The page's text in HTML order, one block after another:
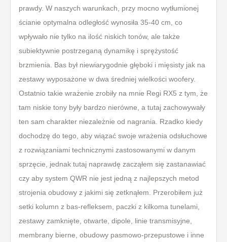
prawdy. W naszych warunkach, przy mocno wytłumionej
ścianie optymalna odległość wynosiła 35-40 cm, co
wpływało nie tylko na ilość niskich tonów, ale także
subiektywnie postrzeganą dynamikę i sprężystość
brzmienia. Bas był niewiarygodnie głęboki i mięsisty jak na
zestawy wyposażone w dwa średniej wielkości woofery.
Ostatnio takie wrażenie zrobiły na mnie Regi RX5 z tym, że
tam niskie tony były bardzo nierówne, a tutaj zachowywały
ten sam charakter niezależnie od nagrania. Rzadko kiedy
dochodzę do tego, aby wiązać swoje wrażenia odsłuchowe
z rozwiązaniami technicznymi zastosowanymi w danym
sprzęcie, jednak tutaj naprawdę zacząłem się zastanawiać
czy aby system QWR nie jest jedną z najlepszych metod
strojenia obudowy z jakimi się zetknąłem. Przerobiłem już
setki kolumn z bas-refleksem, paczki z kilkoma tunelami,
zestawy zamknięte, otwarte, dipole, linie transmisyjne,
membrany bierne, obudowy pasmowo-przepustowe i inne